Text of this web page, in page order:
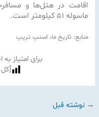
اقامت در هتل‌ها و
ماسوله ۵۱ کیلومتر است.
منابع: تاریخ ما، اسنپ تریپ
برای امتیاز
→ نوشته قبل